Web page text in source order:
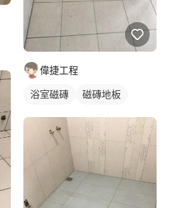
偉捷工程
浴室磁磚 磁磚地板